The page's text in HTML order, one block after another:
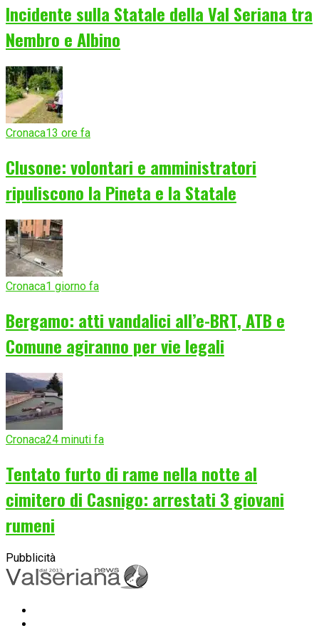
Incidente sulla Statale della Val Seriana tra
Nembro e Albino
Cronaca13 ore fa
Clusone: volontari e amministratori
ripuliscono la Pineta e la Statale
Cronaca1 giorno fa
Bergamo: atti vandalici all’e-BRT, ATB e
Comune agiranno per vie legali
Cronaca24 minuti fa
Tentato furto di rame nella notte al
cimitero di Casnigo: arrestati 3 giovani
rumeni
Pubblicità